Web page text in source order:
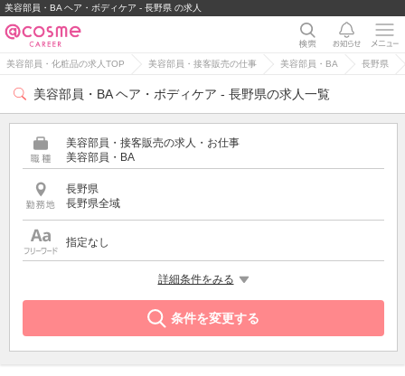
美容部員・BA ヘア・ボディケア - 長野県 の求人
美容部員・化粧品の求人TOP 美容部員・接客販売の仕事 美容部員・BA 長野県
美容部員・BA ヘア・ボディケア - 長野県の求人一覧
美容部員・接客販売の求人・お仕事
美容部員・BA
長野県
長野県全域
指定なし
詳細条件をみる
条件を変更する